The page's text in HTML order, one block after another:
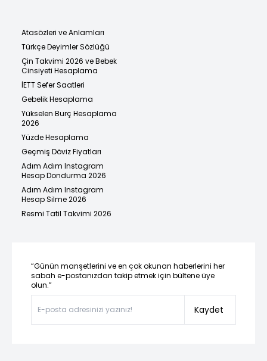
Atasözleri ve Anlamları
Türkçe Deyimler Sözlüğü
Çin Takvimi 2026 ve Bebek
Cinsiyeti Hesaplama
İETT Sefer Saatleri
Gebelik Hesaplama
Yükselen Burç Hesaplama
2026
Yüzde Hesaplama
Geçmiş Döviz Fiyatları
Adım Adım Instagram
Hesap Dondurma 2026
Adım Adım Instagram
Hesap Silme 2026
Resmi Tatil Takvimi 2026
“Günün manşetlerini ve en çok okunan haberlerini her
sabah e-postanızdan takip etmek için bültene üye
olun.”
Kaydet